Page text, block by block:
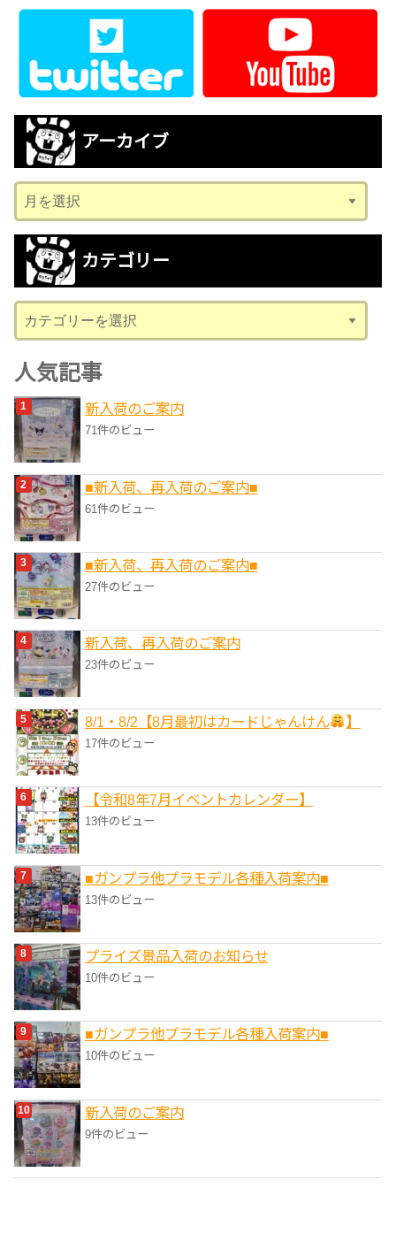
アーカイブ
ー
カ
ブ
カテゴリー
テ
ゴ
リ
ー
人気記事
新入荷のご案内
71件のビュー
■新入荷、再入荷のご案内■
61件のビュー
■新入荷、再入荷のご案内■
27件のビュー
新入荷、再入荷のご案内
23件のビュー
8/1・8/2【8月最初はカードじゃんけん 】
17件のビュー
【令和8年7月イベントカレンダー】
13件のビュー
■ガンプラ他プラモデル各種入荷案内■
13件のビュー
プライズ景品入荷のお知らせ
10件のビュー
■ガンプラ他プラモデル各種入荷案内■
10件のビュー
新入荷のご案内
9件のビュー